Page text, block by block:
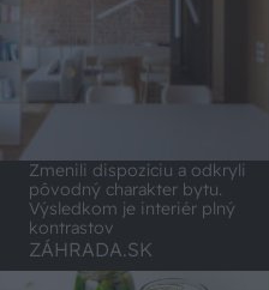
Zmenili dispozíciu a odkryli
pôvodný charakter bytu.
Výsledkom je interiér plný
kontrastov
ZÁHRADA.SK